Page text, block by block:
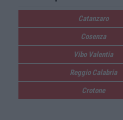
Catanzaro
Cosenza
Vibo Valentia
Reggio Calabria
Crotone